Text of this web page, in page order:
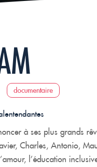
documentaire
à ses plus grands
Charles, Antonio,
l’éducation